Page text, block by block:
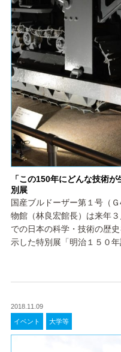
「この150年にどんな技術
別展
国産ブルドーザー第１号（
物館（林良宏館長）は来年
での日本の科学・技術の歴
示した特別展「明治１５０
2018.11.09
イベント 大学等